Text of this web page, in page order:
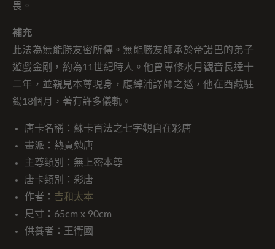
畏。
補充
此法為無能勝友密所傳。無能勝友師承於帝諾巴的弟子
遊戲金剛，約為11世紀時人。他曾專修水月觀音長達十
二年，並親見本尊現身，應綽浦譯師之邀，他在西藏駐
錫18個月，著有許多儀軌。
唐卡名稱：蘇卡百法之七字觀自在彩唐
畫派：熱貢勉唐
主尊類別：無上密本尊
唐卡類別：彩唐
作者： 吉和太本
尺寸：65cm x 90cm
供養者：王衛國